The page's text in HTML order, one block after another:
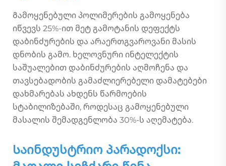
Გამოყენებული პოლიმერების გამოყენება
იწვევს 25%-ით მეტ გამოტანის დეფექტს
დაბინძურების და არაერთგვაროვანი მასის
დნობის გამო. ხელოვნური ინტელექტის
საშუალებით დაბინძურების აღმოჩენა და
თავსებადობის გამაძლიერებელი დამატებები
დახმარებას ახდენს წარმოების
სტაბილიზებაში, როდესაც გამოყენებული
მასალის შემადგენლობა 30%-ს აღემატება.
Საინდუსტრიო პარადოქსი: